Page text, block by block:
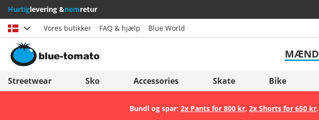
Hurtiglevering &nemretur
Vælg land
Österreich
Italia (Italiano)
Italien (Deutsch)
Slovenija
België (Nederlands)
Vores butikker FAQ & hjælp Blue World
MÆND
Streetwear Sko Accessories Skate Bike
Bundl og spar: 2x Pants for 800 kr, 2x Shorts for 650 kr,